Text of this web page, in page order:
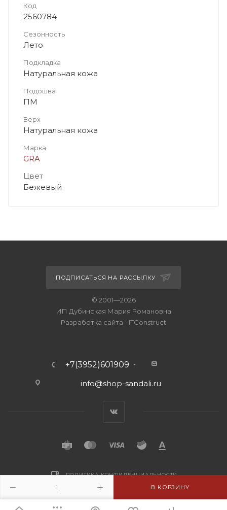
В КОРЗИНУ
Код
2560784
Сезонность
Лето
Подкладка
Натуральная кожа
Подошва
ПМ
Верх
Натуральная кожа
Марка
GRA
Цвет
Бежевый
ПОДПИСАТЬСЯ НА РАССЫЛКУ
© 2001—2026
ИП Дубинская Мария Романовна
Разработка сайта - ITConstruct
+7(3952)601909
info@shop-sandali.ru
ПОЛИТИКА КОНФИДЕНЦИАЛЬНОСТИ